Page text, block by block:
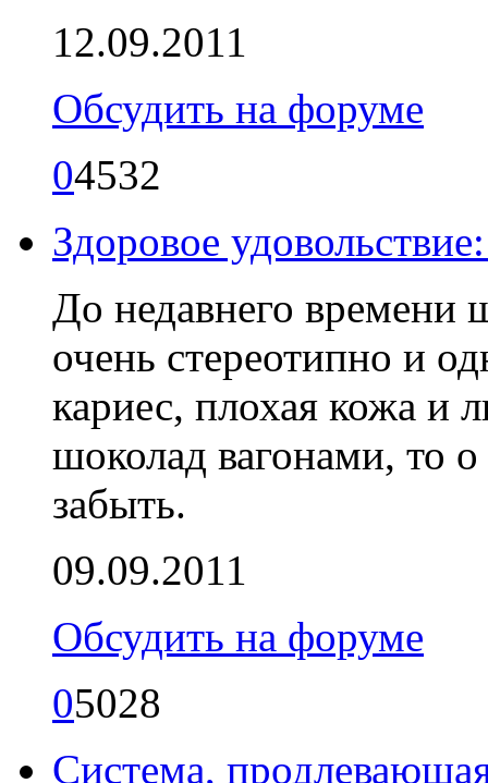
12.09.2011
Обсудить на форуме
04532
Здоровое
До недавнего времени
очень стереотипно и
кариес, плохая кожа и
шоколад вагонами, то
забыть.
09.09.2011
Обсудить на форуме
05028
Система,